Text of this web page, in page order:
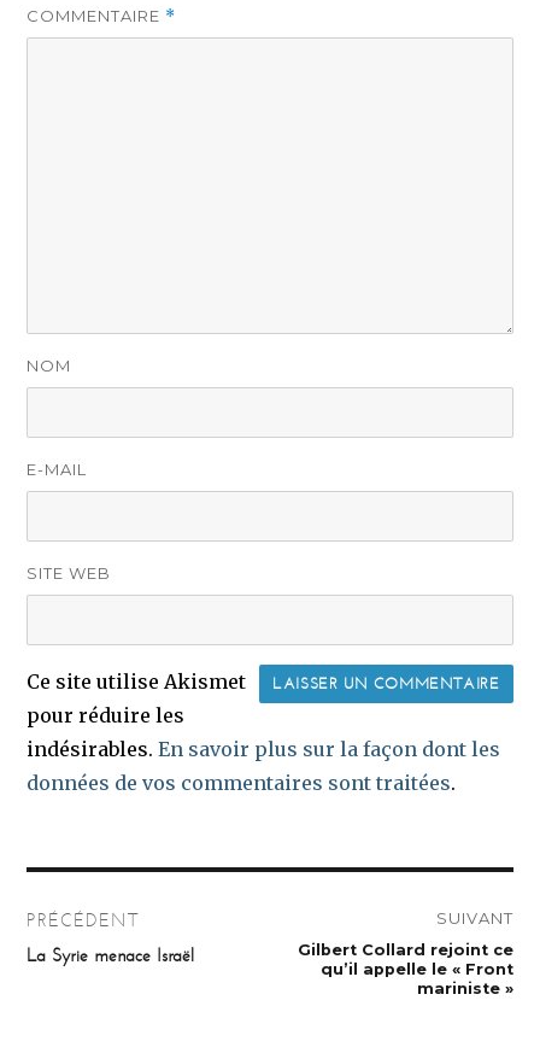
COMMENTAIRE *
NOM
E-MAIL
SITE WEB
Ce site utilise Akismet
pour réduire les
indésirables.En savoir plus sur la façon dont les
données de vos commentaires sont traitées.
de
PRÉCÉDENT
Publication
précédente :
La Syrie menace Israël
SUIVANT
Publication
suivante :
Gilbert Collard rejoint ce
qu’il appelle le « Front
mariniste »